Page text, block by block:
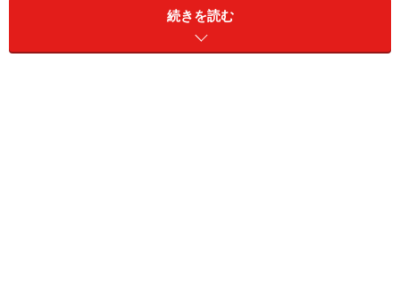
劇団四季レパートリー作品の数々
続きを読む